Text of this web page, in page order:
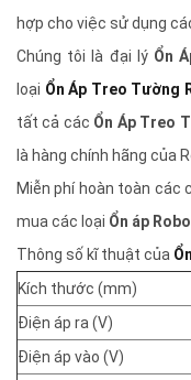
hợp cho việc sử dụng
Chúng tôi là đại lýỔn
loại Ổn Áp Treo Tường
tất cả các Ổn Áp Treo
là hàng chính hãng của
Miễn phí hoàn toàn các
mua các loại Ổn áp
Thông số kĩ thuật của
Kích thước (mm)
Điện áp ra (V)
Điện áp vào (V)